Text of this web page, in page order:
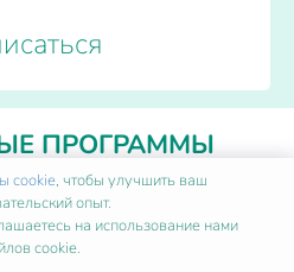
ПРОГРАММЫ
и
cookie, чтобы улучшить ваш
опыт.
на использование нами
cookie.